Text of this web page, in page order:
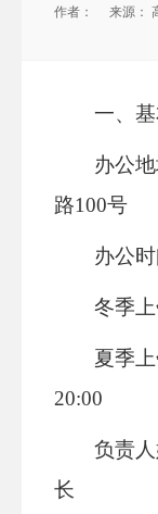
作者： 来源：
一、基
办公
路100号
办公时
冬季
夏季
20:00
负责
长